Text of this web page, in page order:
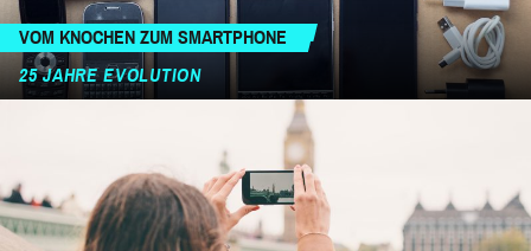
VOM KNOCHEN ZUM SMARTPHONE
25 JAHRE EVOLUTION